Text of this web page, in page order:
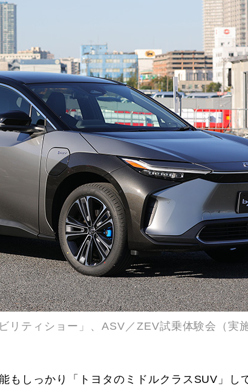
リティショー」、ASV／ZEV試乗体験会（実
もしっかり「トヨタのミドルクラスSUV」し